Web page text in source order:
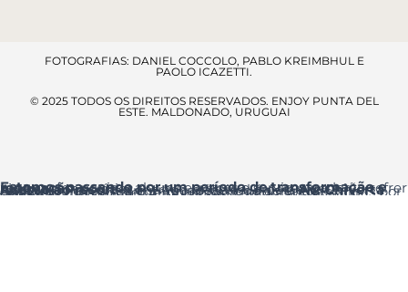
FOTOGRAFIAS: DANIEL COCCOLO, PABLO KREIMBHUL E
PAOLO ICAZETTI.
© 2025 TODOS OS DIREITOS RESERVADOS. ENJOY PUNTA DEL
ESTE. MALDONADO, URUGUAI
Estamos passando por um período de transformação e renovação
, por isso alguns espaços e serviços poderão sofrer ajustes temporários.
Acesso ao resort: a entrada principal é pelaAv. Chiverta
onde você encontrará a Recepção logo ao entrar.
Agradecemos a sua compreensão e pedimos desculpas por qualquer inconveniente que essas melhorias possam causar.